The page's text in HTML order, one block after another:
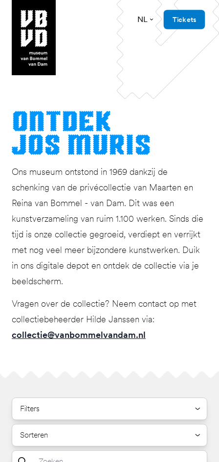
museum van Bommel van Dam
NL Tickets
Ont­dek
Jos Muris
Ons museum ontstond in 1969 dankzij de
schenking van de privécollectie van Maarten en
Reina van Bommel - van Dam. Dit was een
kunstverzameling van ruim 1.100 werken. Sinds die
tijd is onze collectie gegroeid, verdiept en verrijkt
met nog veel meer bijzondere kunstwerken. Duik
in ons digitale depot en ontdek de collectie via je
beeldscherm.
Vragen over de collectie? Neem contact op met
collectiebeheerder Hilde Janssen via:
collectie@vanbommelvandam.nl
Filters
Sorteren